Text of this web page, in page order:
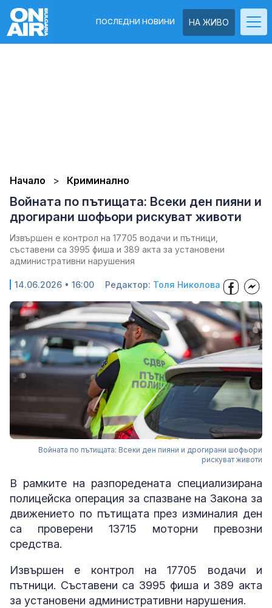
НА ЖИВО
ПОСЛЕДНИ НОВИНИ
Начало Криминално
Войната по пътищата: Всеки ден пияни и
дрогирани шофьори рискуват животи
Извършен е контрол на 17705 водачи и пътници,
съставени са 3995 фиша и 389 акта за установени
административни нарушения
14.06.2026 • 16:00 Редактор: Толя Николова
Войната по пътищата: Всеки ден пияни и дрогирани шофьори
рискуват животи
В рамките на разпоредената специализирана
полицейска операция за спазване на Закона за
движението по пътищата през изминалия ден
са проверени 13715 моторни превозни
средства.
Извършен е контрол на 17705 водачи и
пътници. Съставени са 3995 фиша и 389 акта
за установени административни нарушения.